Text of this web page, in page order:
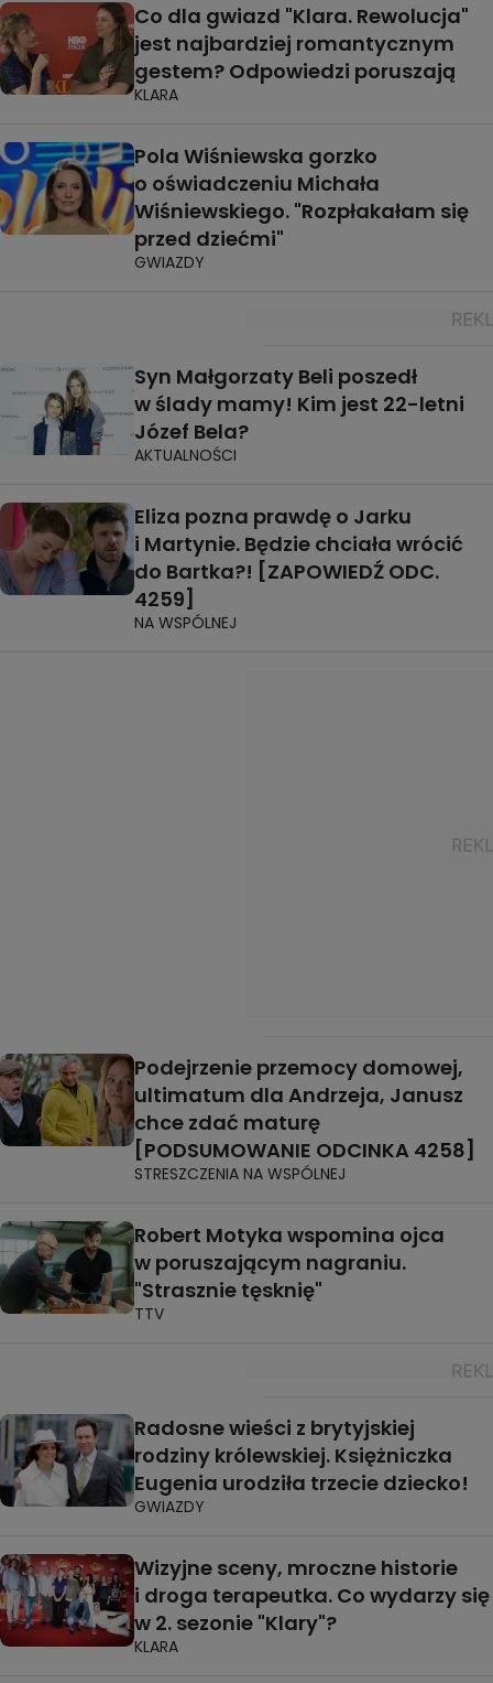
Co dla gwiazd "Klara. Rewolucja"
jest najbardziej romantycznym
gestem? Odpowiedzi poruszają
KLARA
Pola Wiśniewska gorzko
o oświadczeniu Michała
Wiśniewskiego. "Rozpłakałam się
przed dziećmi"
GWIAZDY
Syn Małgorzaty Beli poszedł
w ślady mamy! Kim jest 22-letni
Józef Bela?
AKTUALNOŚCI
Eliza pozna prawdę o Jarku
i Martynie. Będzie chciała wrócić
do Bartka?! [ZAPOWIEDŹ ODC.
4259]
NA WSPÓLNEJ
Podejrzenie przemocy domowej,
ultimatum dla Andrzeja, Janusz
chce zdać maturę
[PODSUMOWANIE ODCINKA 4258]
STRESZCZENIA NA WSPÓLNEJ
Robert Motyka wspomina ojca
w poruszającym nagraniu.
"Strasznie tęsknię"
TTV
Radosne wieści z brytyjskiej
rodziny królewskiej. Księżniczka
Eugenia urodziła trzecie dziecko!
GWIAZDY
Wizyjne sceny, mroczne historie
i droga terapeutka. Co wydarzy się
w 2. sezonie "Klary"?
KLARA